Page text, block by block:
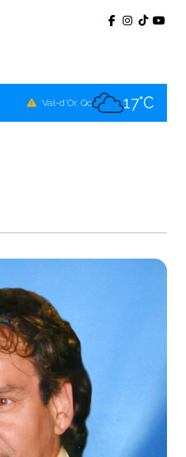
Val-d'Or, Qc 17°C